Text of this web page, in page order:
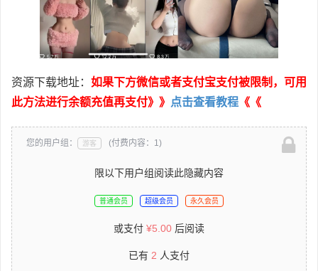
资源下载地址： 如果下方微信或者支付宝支付被限制，可用
此方法进行余额充值再支付》》 点击查看教程 《《
您的用户组： 游客 (付费内容：1)
限以下用户组阅读此隐藏内容
普通会员 超级会员 永久会员
或支付 ¥5.00 后阅读
已有 2 人支付